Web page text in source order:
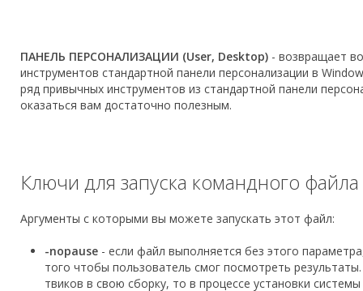
ПАНЕЛЬ ПЕРСОНАЛИЗАЦИИ (User, Desktop) - возвращает
инструментов стандартной панели персонализации в
ряд привычных инструментов из стандартной панели
оказаться вам достаточно полезным.
Ключи для запуска командного файла
Аргументы с которыми вы можете запускать этот файл:
-nopause - если файл выполняется без этого
того чтобы пользователь смог посмотреть
твиков в свою сборку, то в процессе установки